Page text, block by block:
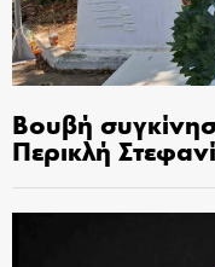
Βουβή
Περικλή